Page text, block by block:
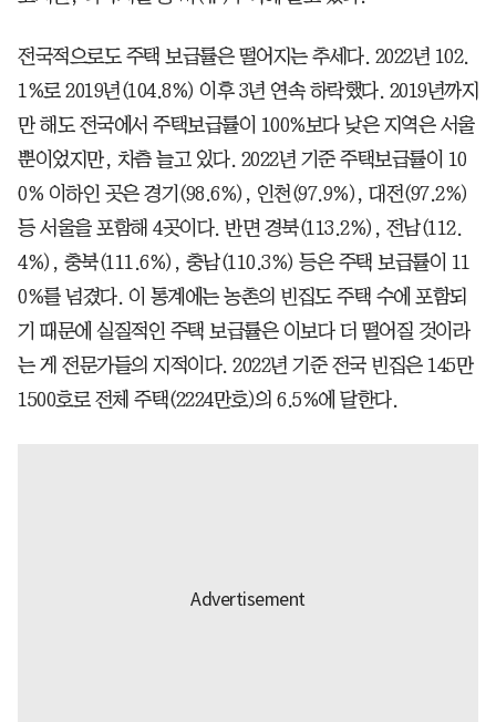
전국적으로도 주택 보급률은 떨어지는 추세다. 2022년 102.
1%로 2019년(104.8%) 이후 3년 연속 하락했다. 2019년까지
만 해도 전국에서 주택보급률이 100%보다 낮은 지역은 서울
뿐이었지만, 차츰 늘고 있다. 2022년 기준 주택보급률이 10
0% 이하인 곳은 경기(98.6%), 인천(97.9%), 대전(97.2%)
등 서울을 포함해 4곳이다. 반면 경북(113.2%), 전남(112.
4%), 충북(111.6%), 충남(110.3%) 등은 주택 보급률이 11
0%를 넘겼다. 이 통계에는 농촌의 빈집도 주택 수에 포함되
기 때문에 실질적인 주택 보급률은 이보다 더 떨어질 것이라
는 게 전문가들의 지적이다. 2022년 기준 전국 빈집은 145만
1500호로 전체 주택(2224만호)의 6.5%에 달한다.